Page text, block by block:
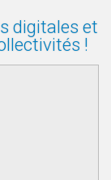
digitales et
!